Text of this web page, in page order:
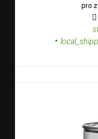
pro

•